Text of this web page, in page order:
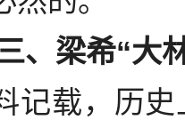
、梁希“大
载，历史